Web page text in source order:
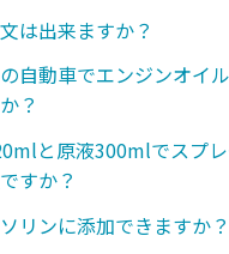
は出来ますか？
自動車でエンジンオイ
？
と原液300mlでスプ
すか？
リンに添加できますか？